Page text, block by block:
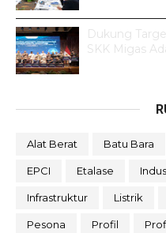
Dukung
SKK Migas
Alat Berat Batu Bara
EPCI Etalase
Infrastruktur Listrik
Pesona Profil